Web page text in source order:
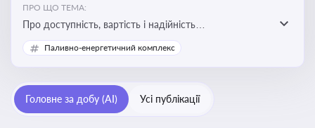
ПРО ЩО ТЕМА:
Про доступність, вартість і надійність
енергопостачання для бізнесу та вплив на економічну
стабільність
Паливно-енергетичний комплекс
Головне за добу (AI) Усі публікації